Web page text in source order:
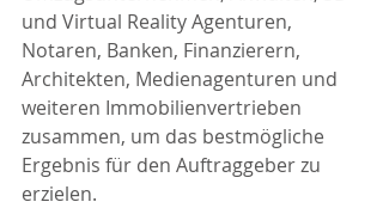
und Virtual Reality Agenturen,
Notaren, Banken, Finanzierern,
Architekten, Medienagenturen und
weiteren Immobilienvertrieben
zusammen, um das bestmögliche
Ergebnis für den Auftraggeber zu
erzielen.